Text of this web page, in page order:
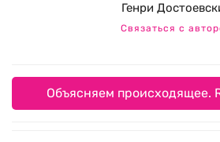
Генри
Связаться с
Объясняем происходящее.